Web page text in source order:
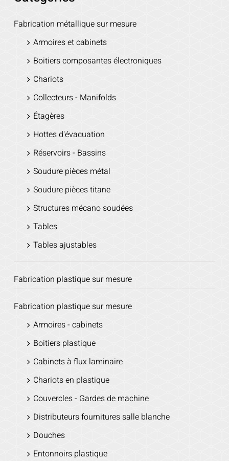
Fabrication métallique sur mesure
Armoires et cabinets
Boitiers composantes électroniques
Chariots
Collecteurs - Manifolds
Étagères
Hottes d'évacuation
Réservoirs - Bassins
Soudure pièces métal
Soudure pièces titane
Structures mécano soudées
Tables
Tables ajustables
Fabrication plastique sur mesure
Fabrication plastique sur mesure
Armoires - cabinets
Boitiers plastique
Cabinets à flux laminaire
Chariots en plastique
Couvercles - Gardes de machine
Distributeurs fournitures salle blanche
Douches
Entonnoirs plastique